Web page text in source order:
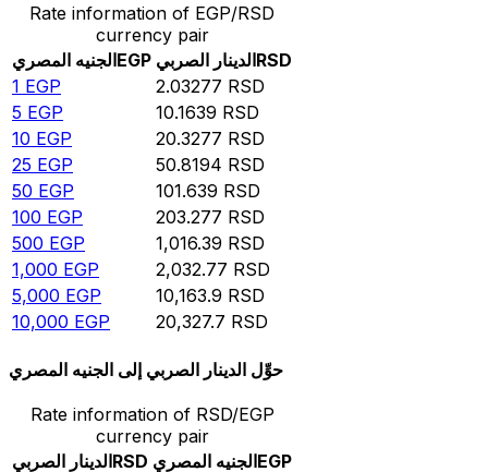
Rate information of EGP/RSD
currency pair
الجنيه المصريEGP الدينار الصربيRSD
1 EGP 2.03277 RSD
5 EGP 10.1639 RSD
10 EGP 20.3277 RSD
25 EGP 50.8194 RSD
50 EGP 101.639 RSD
100 EGP 203.277 RSD
500 EGP 1,016.39 RSD
1,000 EGP 2,032.77 RSD
5,000 EGP 10,163.9 RSD
10,000 EGP 20,327.7 RSD
حوِّل الدينار الصربي إلى الجنيه المصري
Rate information of RSD/EGP
currency pair
الدينار الصربيRSD الجنيه المصريEGP